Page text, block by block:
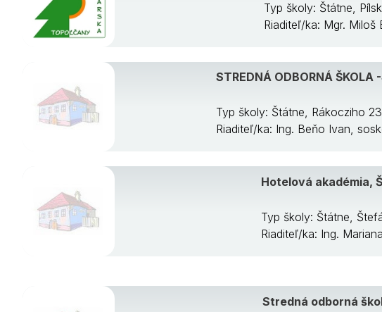
Typ školy: Štátne,
Riaditeľ/ka: Mgr.
STREDNÁ ODBORNÁ
Typ školy: Štátne, Rákocziho
Riaditeľ/ka: Ing. Beňo Ivan,
Hotelová akadémia,
Typ školy: Štátne,
Riaditeľ/ka: Ing.
Stredná odborná